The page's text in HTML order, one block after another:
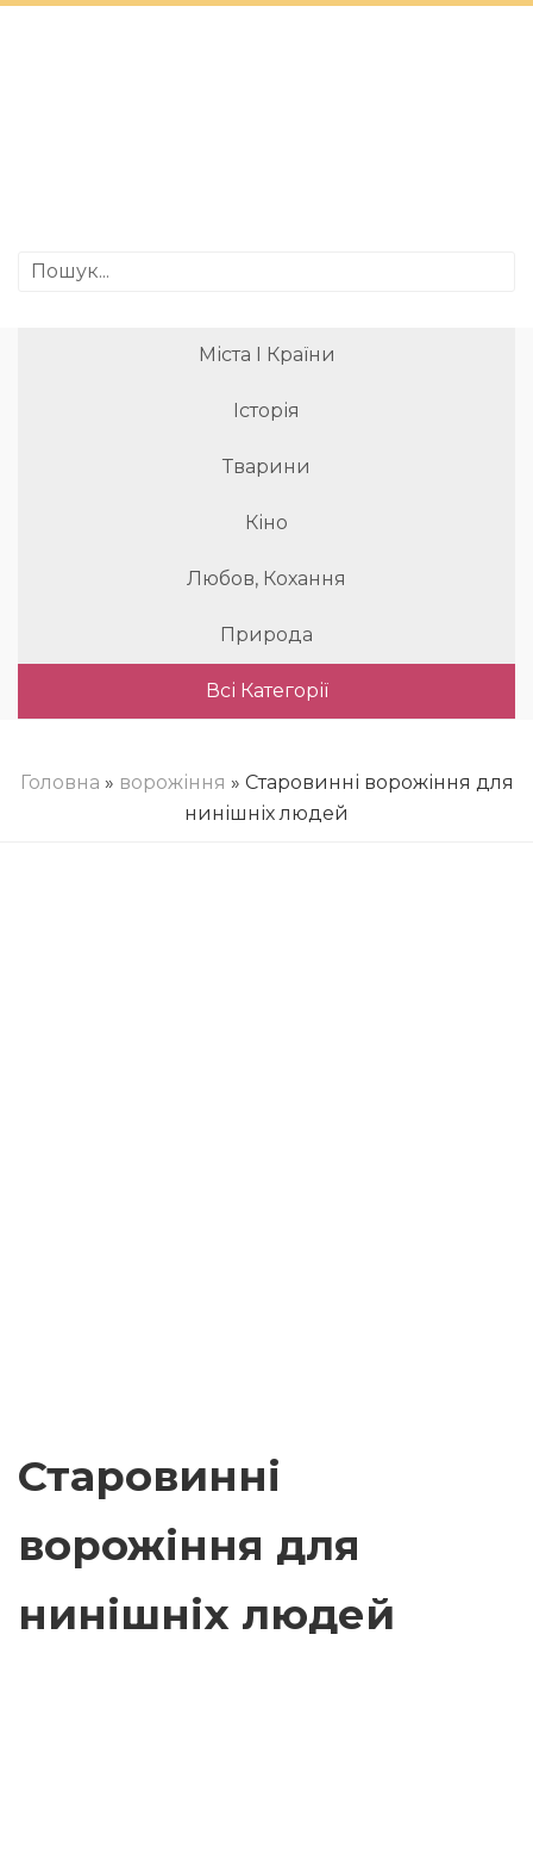
Міста І Країни
Історія
Тварини
Кіно
Любов, Кохання
Природа
Всі Категорії
Головна » ворожіння » Старовинні ворожіння для
нинішніх людей
Старовинні
ворожіння для
нинішніх людей